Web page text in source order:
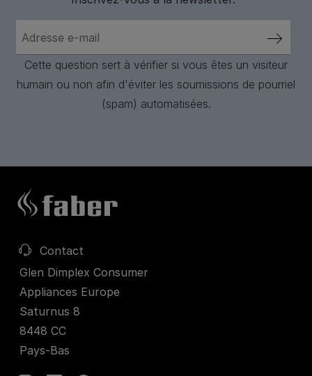
Cette question sert à vérifier si vous êtes un visiteur
humain ou non afin d'éviter les soumissions de pourriel
(spam) automatisées.
Contact
Glen Dimplex Consumer
Appliances Europe
Saturnus 8
8448 CC
Pays-Bas